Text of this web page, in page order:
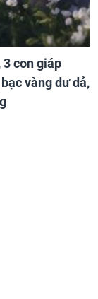
con giáp
vàng dư dả,